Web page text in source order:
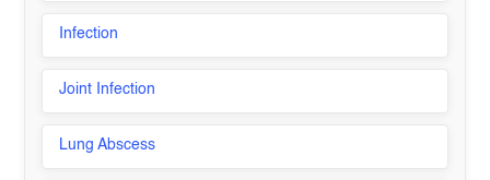
Infection
Joint Infection
Lung Abscess